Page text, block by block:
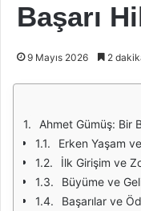
Başarı
9 Mayıs 2026 2
Ahmet Gümüş: Bir
Erken Yaşam
İlk Girişim ve
Büyüme ve
Başarılar ve